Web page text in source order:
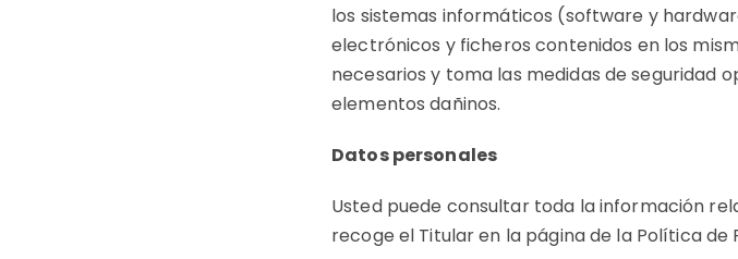
los sistemas informáticos (software y
electrónicos y ficheros contenidos en los
necesarios y toma las medidas de seguridad
elementos dañinos.
Datos personales
Usted puede consultar toda la información
recoge el Titular en la página de la Política de